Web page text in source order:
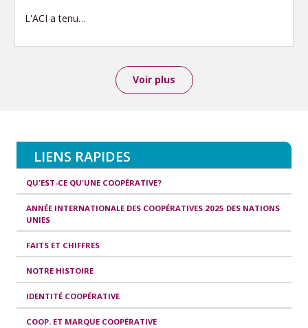
L'ACI a tenu…
Voir plus
LIENS RAPIDES
QU'EST-CE QU'UNE COOPÉRATIVE?
ANNÉE INTERNATIONALE DES COOPÉRATIVES 2025 DES NATIONS
UNIES
FAITS ET CHIFFRES
NOTRE HISTOIRE
IDENTITÉ COOPÉRATIVE
COOP. ET MARQUE COOPÉRATIVE